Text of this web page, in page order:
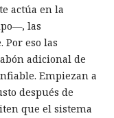
actúa en la
las
eso las
adicional de
Empiezan a
después de
que el sistema